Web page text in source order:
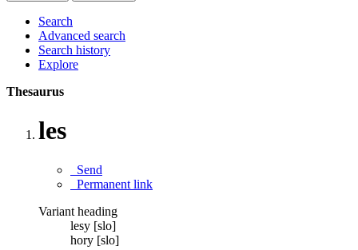
Search
Advanced search
Search history
Explore
Thesaurus
les
Send
Permanent link
Variant heading
lesy [slo]
hory [slo]